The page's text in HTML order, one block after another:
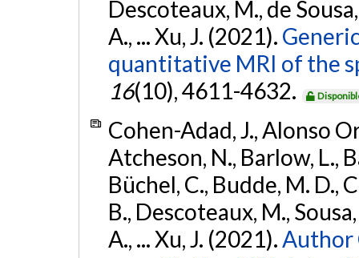
Descoteaux, M., de
A., ... Xu, J. (2021).
quantitative MRI of the
16(10), 4611-4632.
Cohen-Adad, J., Alonso
Atcheson, N., Barlow, L.,
Büchel, C., Budde, M. D.,
B., Descoteaux, M.,
A., ... Xu, J. (2021).Author